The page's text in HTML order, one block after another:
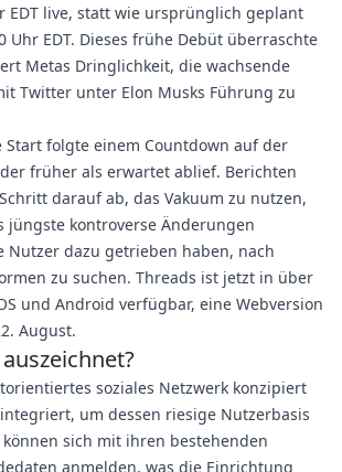
EDT live, statt wie ursprünglich geplant
Uhr EDT. Dieses frühe Debüt überraschte
Metas Dringlichkeit, die wachsende
Twitter unter Elon Musks Führung zu
Start folgte einem Countdown auf der
früher als erwartet ablief. Berichten
darauf ab, das Vakuum zu nutzen,
jüngste kontroverse Änderungen
Nutzer dazu getrieben haben, nach
zu suchen. Threads ist jetzt in über
und Android verfügbar, eine Webversion
August.
soziales Netzwerk konzipiert
um dessen riesige Nutzerbasis
sich mit ihren bestehenden
anmelden, was die Einrichtung